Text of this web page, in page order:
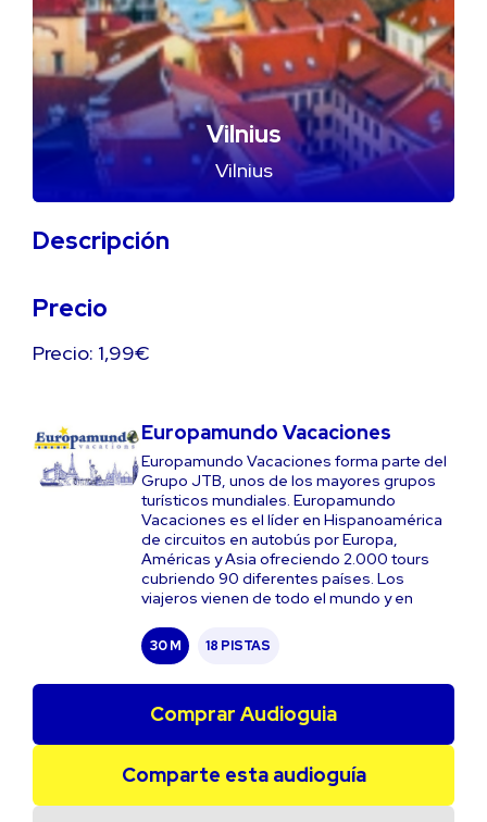
Vilnius
Vilnius
Descripción
Precio
Precio: 1,99€
Europamundo Vacaciones
Europamundo Vacaciones forma parte del
Grupo JTB, unos de los mayores grupos
turísticos mundiales. Europamundo
Vacaciones es el líder en Hispanoamérica
de circuitos en autobús por Europa,
Américas y Asia ofreciendo 2.000 tours
cubriendo 90 diferentes países. Los
viajeros vienen de todo el mundo y en
30 M 18 PISTAS
Comprar Audioguia
Comparte esta audioguía